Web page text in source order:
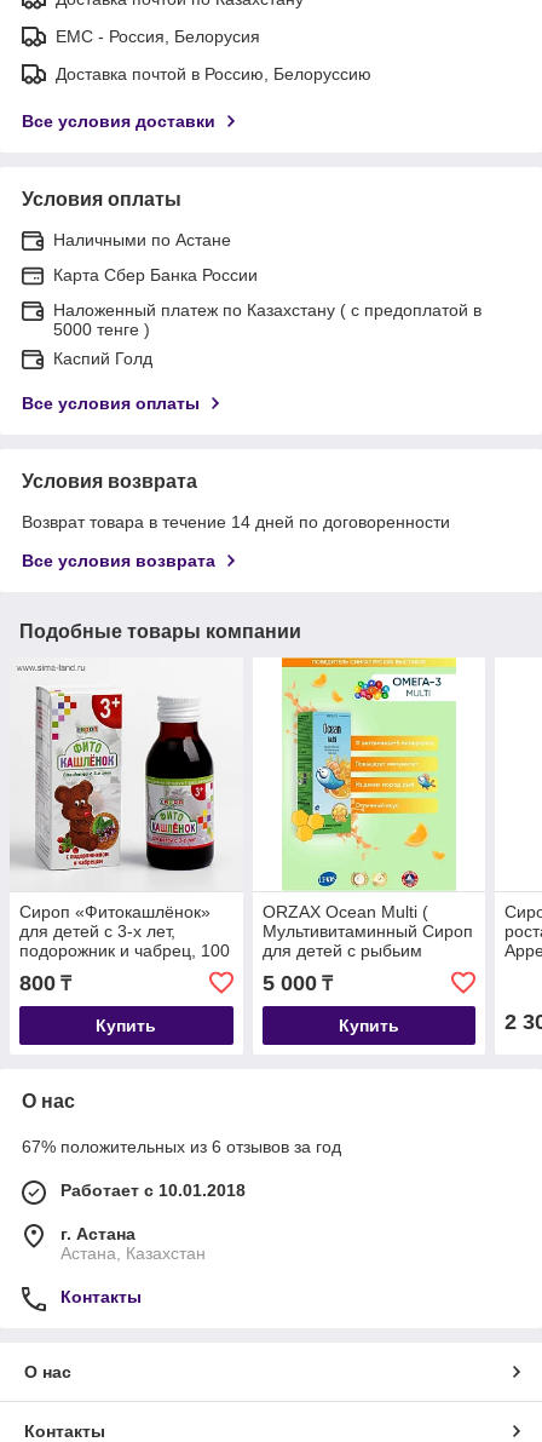
ЕМС - Россия, Белорусия
Доставка почтой в Россию, Белоруссию
Все условия доставки
Условия оплаты
Наличными по Астане
Карта Сбер Банка России
Наложенный платеж по Казахстану ( с предоплатой в
5000 тенге )
Каспий Голд
Все условия оплаты
Условия возврата
Возврат товара в течение 14 дней по договоренности
Все условия возврата
Подобные товары компании
Сироп «Фитокашлёнок»
для детей с 3-х лет,
подорожник и чабрец, 100
800 ₸
Купить
ORZAX Ocean Multi (
Мультивитаминный Сироп
для детей с рыбьим
апельсина ) 150 мг
5 000₸
Купить 2
О нас
67% положительных из 6 отзывов за год
Работает с 10.01.2018
г. Астана
Астана, Казахстан
Контакты
О нас
Контакты